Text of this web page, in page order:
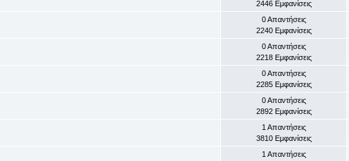
2446 Εμφανίσεις
0 Απαντήσεις
2240 Εμφανίσεις
0 Απαντήσεις
2218 Εμφανίσεις
0 Απαντήσεις
2285 Εμφανίσεις
0 Απαντήσεις
2892 Εμφανίσεις
1 Απαντήσεις
3810 Εμφανίσεις
1 Απαντήσεις